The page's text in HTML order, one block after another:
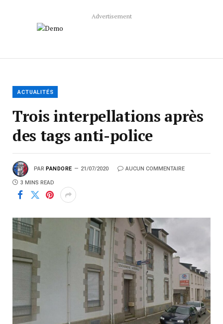
Advertisement
ACTUALITÉS
Trois interpellations après
des tags anti-police
PAR PANDORE 21/07/2020 AUCUN COMMENTAIRE
3 MINS READ